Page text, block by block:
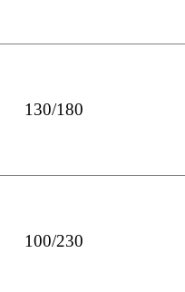
130/180
100/230